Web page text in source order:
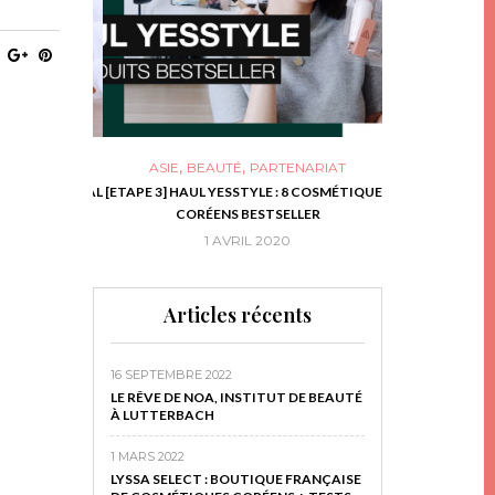
ASIE,BEAUTÉ,PARTENARIAT
[ETAPE 3] HAUL YESSTYLE : 8 COSMÉTIQUES
CORÉENS BESTSELLER
1 AVRIL 2020
Articles récents
16 SEPTEMBRE 2022
LE RÊVE DE NOA, INSTITUT DE BEAUTÉ
À LUTTERBACH
1 MARS 2022
LYSSA SELECT : BOUTIQUE FRANÇAISE